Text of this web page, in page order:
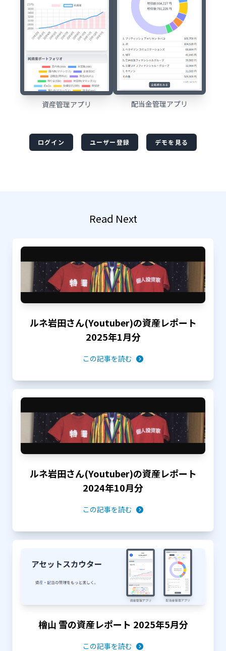
資産管理アプリ 配当金管理アプリ
ログイン ユーザー登録 デモを見る
Read Next
ルネ岩田さん(Youtuber)の資産レポート
2025年1月分
この記事を読む
ルネ岩田さん(Youtuber)の資産レポート
2024年10月分
この記事を読む
檜山 雪の資産レポート 2025年5月分
この記事を読む